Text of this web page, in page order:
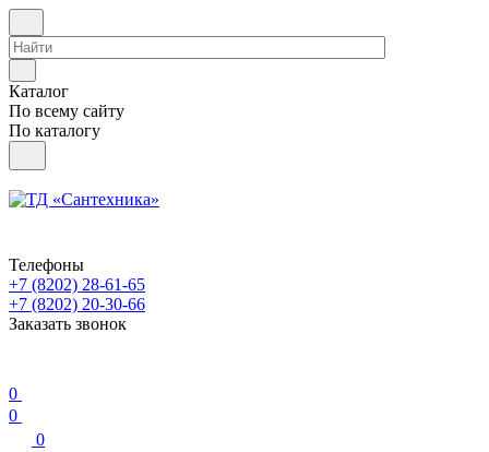
Каталог
По всему сайту
По каталогу
Телефоны
+7 (8202) 28‑61-65
+7 (8202) 20‑30-66
Заказать звонок
0
0
0